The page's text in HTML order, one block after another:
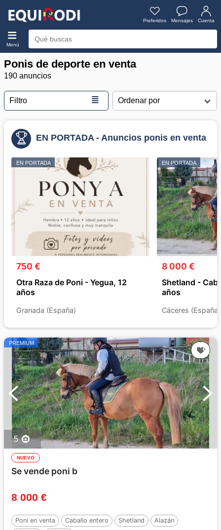
Preferidos Mensajes Cuenta
Menú
Ponis de deporte en venta
190 anuncios
Filtro ≣
EN PORTADA - Anuncios ponis en venta
EN PORTADA
750 €
Otra Raza de Poni - Yegua, 12
años
Granada (España)
EN PORTADA
8 000 €
Shetland -
años
Cáceres (España)
PREMIUM
5
NUEVO
Se vende poni b
8 000 €
Poni en venta Caballo entero Shetland
Alazán